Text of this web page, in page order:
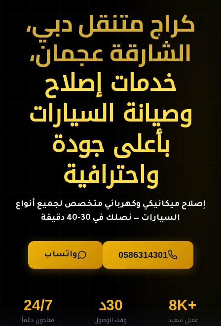
كراج متنقل دبي،
الشارقة عجمان،
خدمات إصلاح
وصيانة السيارات
بأعلى جودة
واحترافية
إصلاح ميكانيكي وكهربائي متخصص لجميع أنواع
السيارات — نصلك في 30-40 دقيقة
0586314301 واتساب
+8K
عميل سعيد
30د
وقت الوصول
24/7
متاحون دائماً